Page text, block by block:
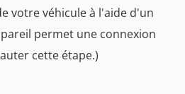
votre véhicule à l'aide d'un
permet une connexion
cette étape.)